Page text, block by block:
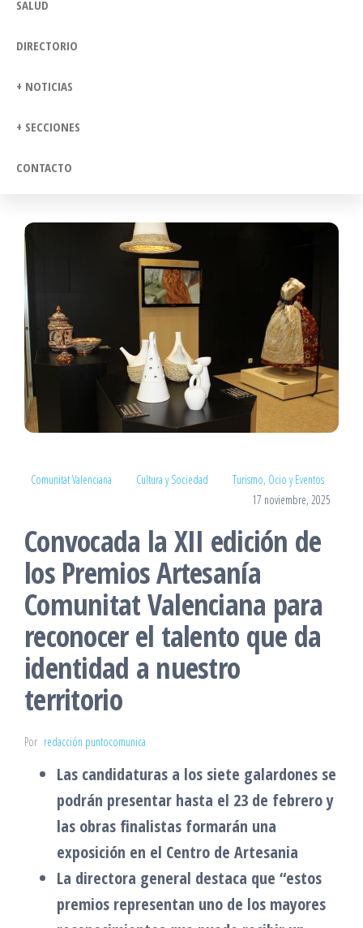
SALUD
DIRECTORIO
+ NOTICIAS
+ SECCIONES
CONTACTO
Comunitat Valenciana Cultura y Sociedad
Turismo, Ocio y Eventos
17 noviembre, 2025
Convocada la XII edición de
los Premios Artesanía
Comunitat Valenciana para
reconocer el talento que da
identidad a nuestro
territorio
Por redacción puntocomunica
Las candidaturas a los siete galardones se
podrán presentar hasta el 23 de febrero y
las obras finalistas formarán una
exposición en el Centro de Artesania
La directora general destaca que “estos
premios representan uno de los mayores